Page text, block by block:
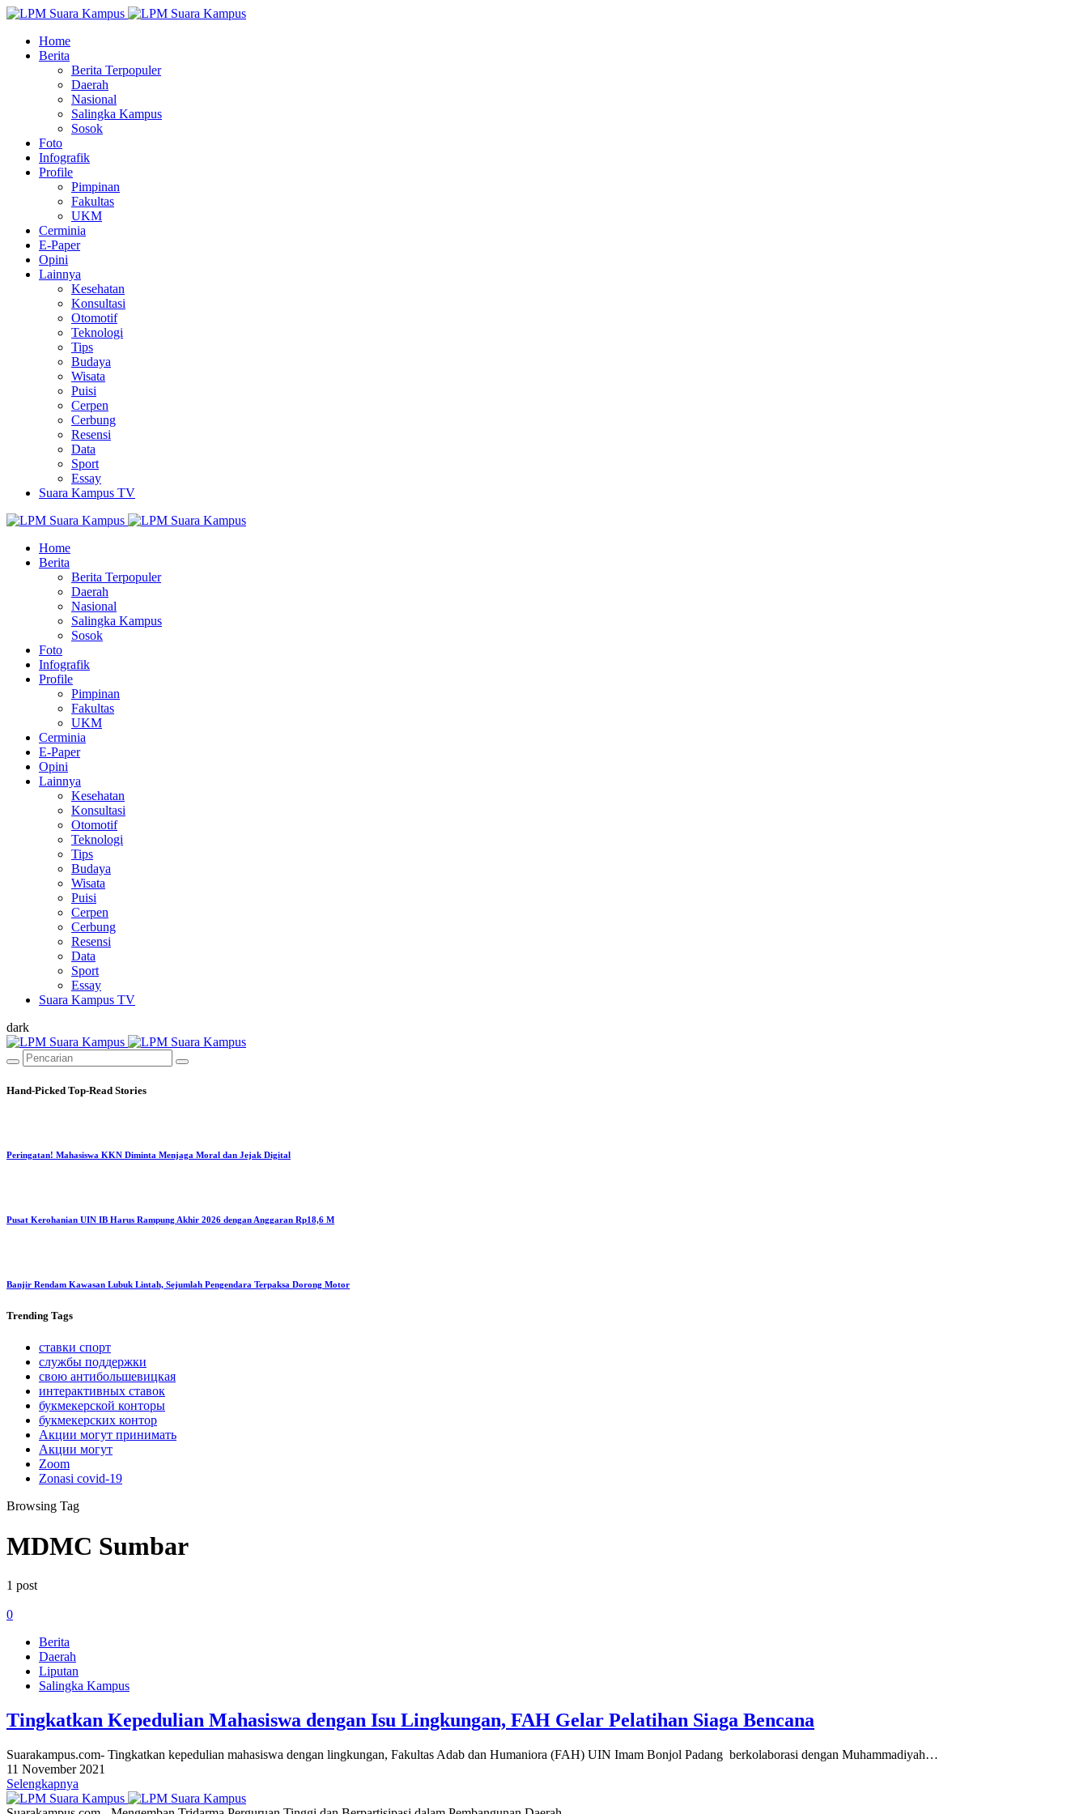
Home
Berita
Berita Terpopuler
Daerah
Nasional
Salingka Kampus
Sosok
Foto
Infografik
Profile
Pimpinan
Fakultas
UKM
Cerminia
E-Paper
Opini
Lainnya
Kesehatan
Konsultasi
Otomotif
Teknologi
Tips
Budaya
Wisata
Puisi
Cerpen
Cerbung
Resensi
Data
Sport
Essay
Suara Kampus TV
Home
Berita
Berita Terpopuler
Daerah
Nasional
Salingka Kampus
Sosok
Foto
Infografik
Profile
Pimpinan
Fakultas
UKM
Cerminia
E-Paper
Opini
Lainnya
Kesehatan
Konsultasi
Otomotif
Teknologi
Tips
Budaya
Wisata
Puisi
Cerpen
Cerbung
Resensi
Data
Sport
Essay
Suara Kampus TV
dark
Hand-Picked Top-Read Stories
Peringatan! Mahasiswa KKN Diminta Menjaga Moral dan Jejak Digital
Pusat Kerohanian UIN IB Harus Rampung Akhir 2026 dengan Anggaran Rp18,6 M
Banjir Rendam Kawasan Lubuk Lintah, Sejumlah Pengendara Terpaksa Dorong Motor
Trending Tags
ставки спорт
службы поддержки
свою антибольшевицкая
интерактивных ставок
букмекерской конторы
букмекерских контор
Акции могут принимать
Акции могут
Zoom
Zonasi covid-19
Browsing Tag
MDMC Sumbar
1 post
0
Berita
Daerah
Liputan
Salingka Kampus
Tingkatkan Kepedulian Mahasiswa dengan Isu Lingkungan, FAH Gelar Pelatihan Siaga Bencana
Suarakampus.com- Tingkatkan kepedulian mahasiswa dengan lingkungan, Fakultas Adab dan Humaniora (FAH) UIN Imam Bonjol Padang berkolaborasi dengan Muhammadiyah…
11 November 2021
Selengkapnya